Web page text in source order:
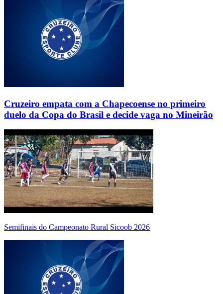
Cruzeiro empata com a Chapecoense no primeiro
duelo da Copa do Brasil e decide vaga no Mineirão
Semifinais do Campeonato Rural Sicoob 2026